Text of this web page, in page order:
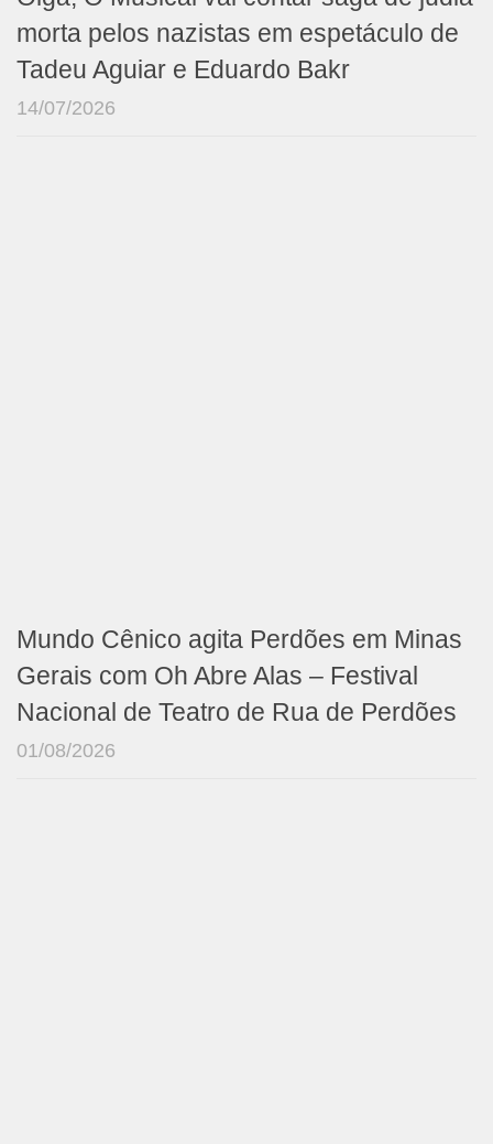
morta pelos nazistas em espetáculo de
Tadeu Aguiar e Eduardo Bakr
14/07/2026
Mundo Cênico agita Perdões em Minas
Gerais com Oh Abre Alas – Festival
Nacional de Teatro de Rua de Perdões
01/08/2026